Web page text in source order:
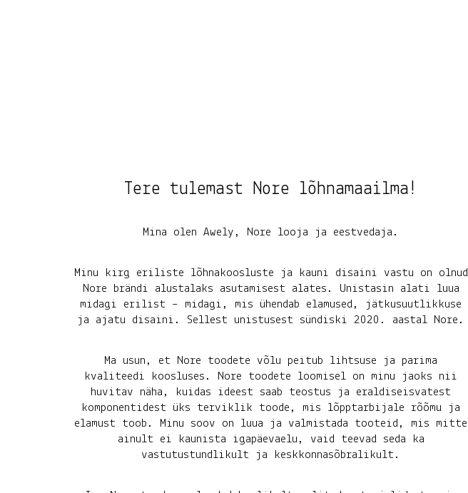
Tere tulemast Nore lõhnamaailma!
Mina olen Awely, Nore looja ja eestvedaja.
Minu kirg eriliste lõhnakoosluste ja kauni disaini vastu on olnud
Nore brändi alustalaks asutamisest alates. Unistasin alati luua
midagi erilist – midagi, mis ühendab elamused, jätkusuutlikkuse
ja ajatu disaini. Sellest unistusest sündiski 2020. aastal Nore.
Ma usun, et Nore toodete võlu peitub lihtsuse ja parima
kvaliteedi koosluses. Nore toodete loomisel on minu jaoks nii
huvitav näha, kuidas ideest saab teostus ja eraldiseisvatest
komponentidest üks terviklik toode, mis lõpptarbijale rõõmu ja
elamust toob. Minu soov on luua ja valmistada tooteid, mis mitte
ainult ei kaunista igapäevaelu, vaid teevad seda ka
vastutustundlikult ja keskkonnasõbralikult.